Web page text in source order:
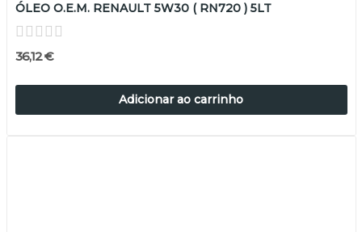
ÓLEO O.E.M. RENAULT 5W30 ( RN720 ) 5LT
36,12 €
Adicionar ao carrinho